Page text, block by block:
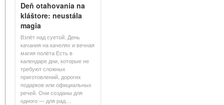
Deň otahovania na
kláštore: neustála
magia
Взлёт над суетой: День
качания на качелях и вечная
магия полёта Есть в
календаре дни, которые не
требуют сложных
приготовлений, дорогих
подарков или официальных
речей. Они созданы для
одного — для рад…